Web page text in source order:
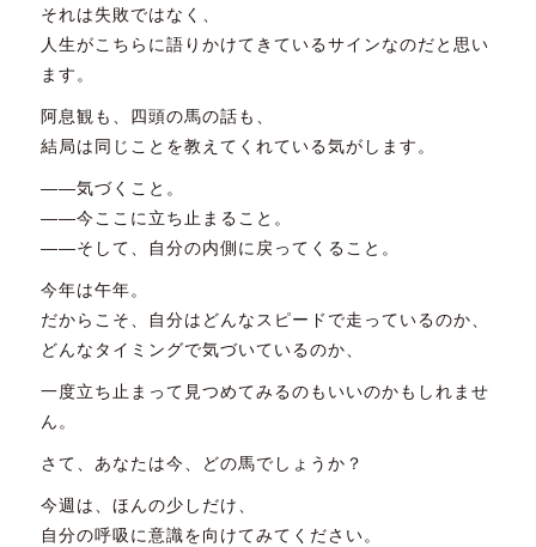
それは失敗ではなく、
人生がこちらに語りかけてきているサインなのだと思い
ます。
阿息観も、四頭の馬の話も、
結局は同じことを教えてくれている気がします。
――気づくこと。
――今ここに立ち止まること。
――そして、自分の内側に戻ってくること。
今年は午年。
だからこそ、自分はどんなスピードで走っているのか、
どんなタイミングで気づいているのか、
一度立ち止まって見つめてみるのもいいのかもしれませ
ん。
さて、あなたは今、どの馬でしょうか？
今週は、ほんの少しだけ、
自分の呼吸に意識を向けてみてください。